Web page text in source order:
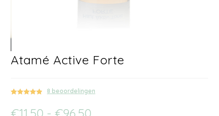
Atamé Active Forte
5.00op 5
8 beoordelingen
€11.50 - €96.50